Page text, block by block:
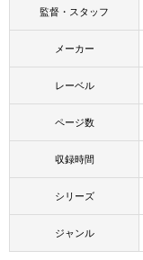
監督・スタッフ
メーカー
レーベル
ページ数
収録時間
シリーズ
ジャンル